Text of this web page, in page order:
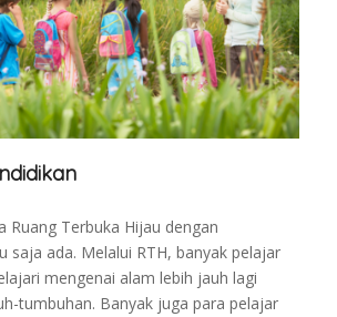
Ruang Terbuka Hijau dengan
saja ada. Melalui RTH, banyak pelajar
mengenai alam lebih jauh lagi
tumbuhan. Banyak juga para pelajar